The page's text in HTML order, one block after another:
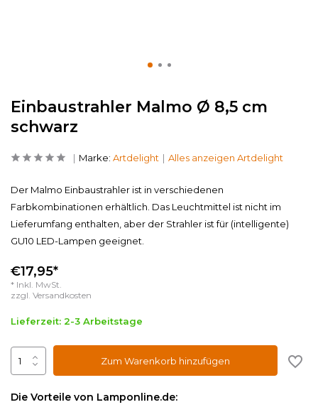
Einbaustrahler Malmo Ø 8,5 cm
schwarz
Marke: Artdelight Alles anzeigen Artdelight
Der Malmo Einbaustrahler ist in verschiedenen
Farbkombinationen erhältlich. Das Leuchtmittel ist nicht im
Lieferumfang enthalten, aber der Strahler ist für (intelligente)
GU10 LED-Lampen geeignet.
€17,95*
* Inkl. MwSt.
zzgl. Versandkosten
Lieferzeit: 2-3 Arbeitstage
Zum Warenkorb hinzufügen
Die Vorteile von Lamponline.de: